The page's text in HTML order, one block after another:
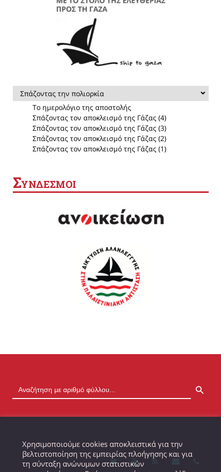
Σπάζοντας την πολιορκία
Το ημερολόγιο της αποστολής
Σπάζοντας τον αποκλεισμό της Γάζας (4)
Σπάζοντας τον αποκλεισμό της Γάζας (3)
Σπάζοντας τον αποκλεισμό της Γάζας (2)
Σπάζοντας τον αποκλεισμό της Γάζας (1)
ΣΥΝΔΕΣΜΟΙ
Χρησιμοποιούμε cookies αποκλειστικά για την
βελτιστοποίηση της εμπειρίας πλοήγησης και για
τη σύνταξη ανώνυμων στατιστικών